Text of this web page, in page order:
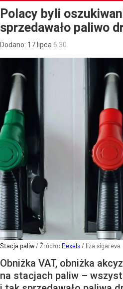
Polacy byli
sprzedawało paliwo
Dodano: 17 lipca 6:30
Stacja paliw/ Źródło: Pexels/ liza sigareva
Obniżka VAT, obniżka
na stacjach paliw –